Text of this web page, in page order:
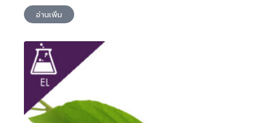
อ่านเพิ่ม